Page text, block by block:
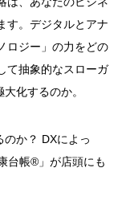
す。デジタルとアナ
ロジー」の力をどの
て抽象的なスローガ
化するのか。
か？ DXによっ
台帳®」が店頭にも